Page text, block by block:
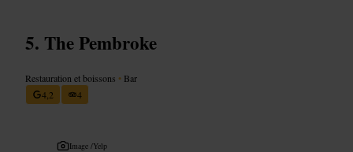
The Pembroke
Restauration et boissons • Bar
4,2
4
Image /Yelp